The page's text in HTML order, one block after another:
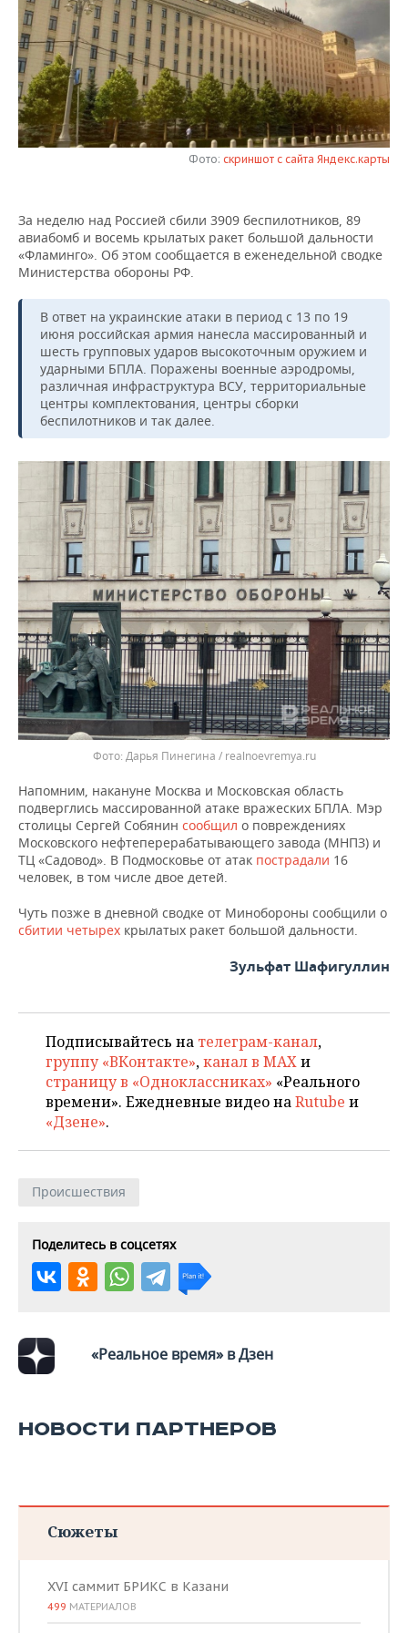
НЕФТЕХИМИЯ
НЕФТЬ
ОПК
ЭНЕРГЕТИКА
РОЗНИЧНАЯ ТОРГОВЛЯ
ТРАНСПОРТ
УСЛУГИ
НОВОСТИ ТЕХНОЛОГИЙ
IT
МЕДИА
МЕРОПРИЯТИЯ
НОВОСТИ МЕРОПРИЯТИЙ
ВЫЕЗДНАЯ РЕДАКЦИЯ
ОТКРЫТАЯ ЛЕКЦИЯ
СПОРТ
НОВОСТИ СПОРТА
БАСКЕТБОЛ
ВОЛЕЙБОЛ
КИБЕРСПОРТ
ФИГУРНОЕ КАТАНИЕ
ВОДНЫЕ ВИДЫ СПОРТА
ОБЩЕСТВО
ИНФРАСТРУКТУРА
ИСТОРИЯ
КУЛЬТУРА
МЕДИЦИНА
ОБРАЗОВАНИЕ
СПРАВОЧНИК
СПИСОК ПЕРСОН
СПИСОК КОМПАНИЙ
Фото: скриншот с сайта Яндекс.карты
За неделю над Россией сбили 3909 беспилотников, 89
авиабомб и восемь крылатых ракет большой дальности
«Фламинго». Об этом сообщается в еженедельной сводке
Министерства обороны РФ.
В ответ на украинские атаки в период с 13 по 19
июня российская армия нанесла массированный и
шесть групповых ударов высокоточным оружием и
ударными БПЛА. Поражены военные аэродромы,
различная инфраструктура ВСУ, территориальные
центры комплектования, центры сборки
беспилотников и так далее.
Дарья Пинегина / realnoevremya.ru
Напомним, накануне Москва и Московская область
подверглись массированной атаке вражеских БПЛА. Мэр
столицы Сергей Собянин сообщил о повреждениях
Московского нефтеперерабатывающего завода (МНПЗ) и
ТЦ «Садовод». В Подмосковье от атак пострадали 16
человек, в том числе двое детей.
Чуть позже в дневной сводке от Минобороны сообщили о
сбитии четырех крылатых ракет большой дальности.
Зульфат Шафигуллин
Подписывайтесь на телеграм-канал,
группу «ВКонтакте»,канал в MAXи
страницу в «Одноклассниках» «Реального
времени». Ежедневные видео наRutube и
«Дзене».
Происшествия
Поделитесь в соцсетях
«Реальное время» в Дзен
НОВОСТИ ПАРТНЕРОВ
Сюжеты
XVI саммит БРИКС в Казани
499 МАТЕРИАЛОВ